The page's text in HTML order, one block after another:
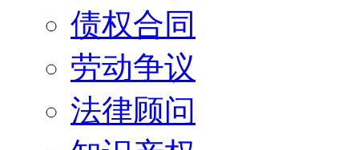
债权合同
劳动争议
法律顾问